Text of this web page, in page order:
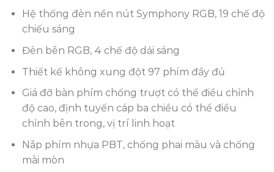
Hệ thống đèn nền nút Symphony RGB, 19 chế độ
chiếu sáng
Đèn bên RGB, 4 chế độ dải sáng
Thiết kế không xung đột 97 phím đầy đủ
Giá đỡ bàn phím chống trượt có thể điều chỉnh
độ cao, định tuyến cáp ba chiều có thể điều
chỉnh bên trong, vị trí linh hoạt
Nắp phím nhựa PBT, chống phai màu và chống
mài mòn